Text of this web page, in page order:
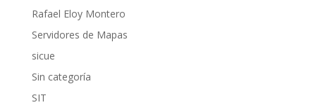
Rafael Eloy Montero
Servidores de Mapas
sicue
Sin categoría
SIT